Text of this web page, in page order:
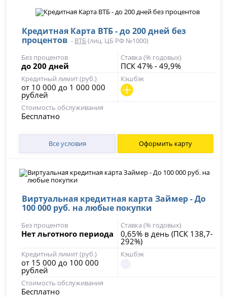
Кредитная Карта ВТБ - до 200 дней без
процентов - ВТБ(лиц. ЦБ РФ №1000)
Без процентов
до 200 дней
Ставка (% годовых)
ПСК 47% - 49,9%
Кредитный лимит (руб.)
от 10 000 до 1 000 000
рублей
Кэшбэк
Стоимость обслуживания
Бесплатно
Все условия Оформить карту
Виртуальная кредитная карта Займер - До
100 000 руб. на любые покупки
Без процентов
Нет льготного периода
Ставка (% годовых)
0,65% в день (ПСК 138,7-
292%)
Кредитный лимит (руб.)
от 15 000 до 100 000
рублей
Кэшбэк
Стоимость обслуживания
Бесплатно